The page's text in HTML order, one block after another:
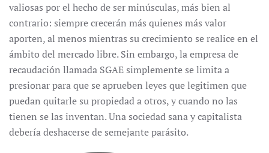
valiosas por el hecho de ser minúsculas, más bien al
contrario: siempre crecerán más quienes más valor
aporten, al menos mientras su crecimiento se realice en el
ámbito del mercado libre. Sin embargo, la empresa de
recaudación llamada SGAE simplemente se limita a
presionar para que se aprueben leyes que legitimen que
puedan quitarle su propiedad a otros, y cuando no las
tienen se las inventan. Una sociedad sana y capitalista
debería deshacerse de semejante parásito.